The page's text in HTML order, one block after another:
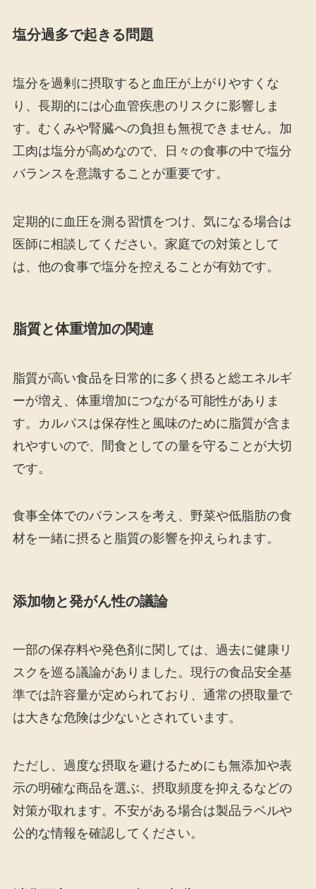
塩分過多で起きる問題
塩分を過剰に摂取すると血圧が上がりやすくな
り、長期的には心血管疾患のリスクに影響しま
す。むくみや腎臓への負担も無視できません。加
工肉は塩分が高めなので、日々の食事の中で塩分
バランスを意識することが重要です。
定期的に血圧を測る習慣をつけ、気になる場合は
医師に相談してください。家庭での対策として
は、他の食事で塩分を控えることが有効です。
脂質と体重増加の関連
脂質が高い食品を日常的に多く摂ると総エネルギ
ーが増え、体重増加につながる可能性がありま
す。カルパスは保存性と風味のために脂質が含ま
れやすいので、間食としての量を守ることが大切
です。
食事全体でのバランスを考え、野菜や低脂肪の食
材を一緒に摂ると脂質の影響を抑えられます。
添加物と発がん性の議論
一部の保存料や発色剤に関しては、過去に健康リ
スクを巡る議論がありました。現行の食品安全基
準では許容量が定められており、通常の摂取量で
は大きな危険は少ないとされています。
ただし、過度な摂取を避けるためにも無添加や表
示の明確な商品を選ぶ、摂取頻度を抑えるなどの
対策が取れます。不安がある場合は製品ラベルや
公的な情報を確認してください。